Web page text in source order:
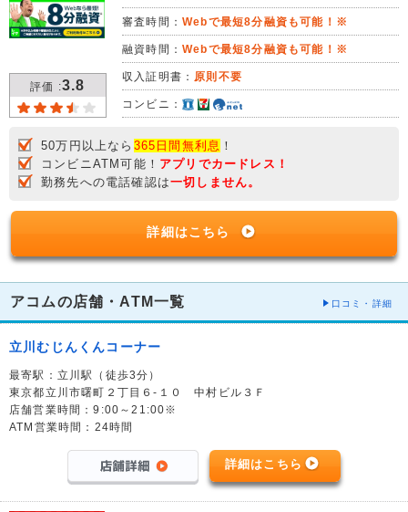
評価 :3.8
審査時間： Webで最短8分融資も可能！※
融資時間： Webで最短8分融資も可能！※
収入証明書： 原則不要
コンビニ：
50万円以上なら 365日間無利息 ！
コンビニATM可能！ アプリでカードレス！
勤務先への電話確認は一切しません。
詳細はこちら
アコムの店舗・ATM一覧 口コミ・詳細
立川むじんくんコーナー
最寄駅：立川駅（徒歩3分）
東京都立川市曙町２丁目６-１０ 中村ビル３Ｆ
店舗営業時間：9:00～21:00※
ATM営業時間：24時間
詳細はこちら